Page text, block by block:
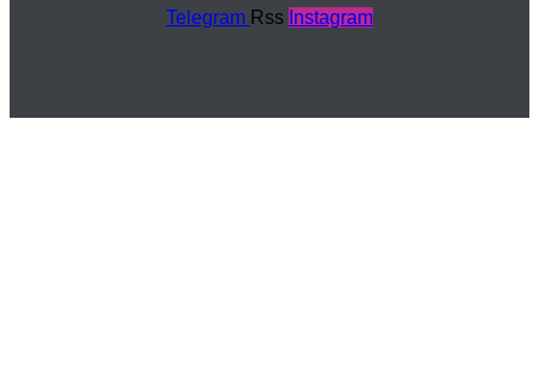
Telegram Rss Instagram